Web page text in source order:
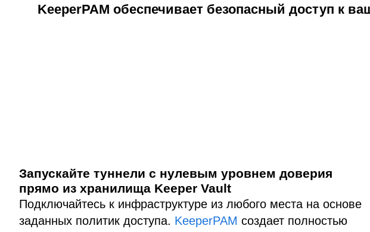
KeeperPAM обеспечивает безопасный доступ к
Запускайте туннели с нулевым уровнем доверия
прямо из хранилища Keeper Vault
Подключайтесь к инфраструктуре из любого места на основе
заданных политик доступа. KeeperPAM создает полностью